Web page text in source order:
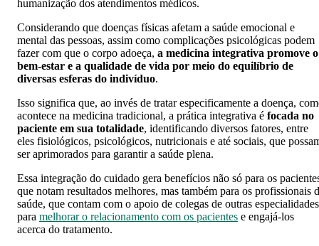
humanização dos atendimentos médicos.
Considerando que doenças físicas afetam a saúde emocional e
mental das pessoas, assim como complicações psicológicas podem
fazer com que o corpo adoeça, a medicina integrativa promove o
bem-estar e a qualidade de vida por meio do equilíbrio de
diversas esferas do indivíduo.
Isso significa que, ao invés de tratar especificamente a doença,
acontece na medicina tradicional, a prática integrativa é focada no
paciente em sua totalidade, identificando diversos fatores, entre
eles fisiológicos, psicológicos, nutricionais e até sociais, que
ser aprimorados para garantir a saúde plena.
Essa integração do cuidado gera benefícios não só para os
que notam resultados melhores, mas também para os profissionais
saúde, que contam com o apoio de colegas de outras especialidades
para melhorar o relacionamento com os pacientes e engajá-los
acerca do tratamento.